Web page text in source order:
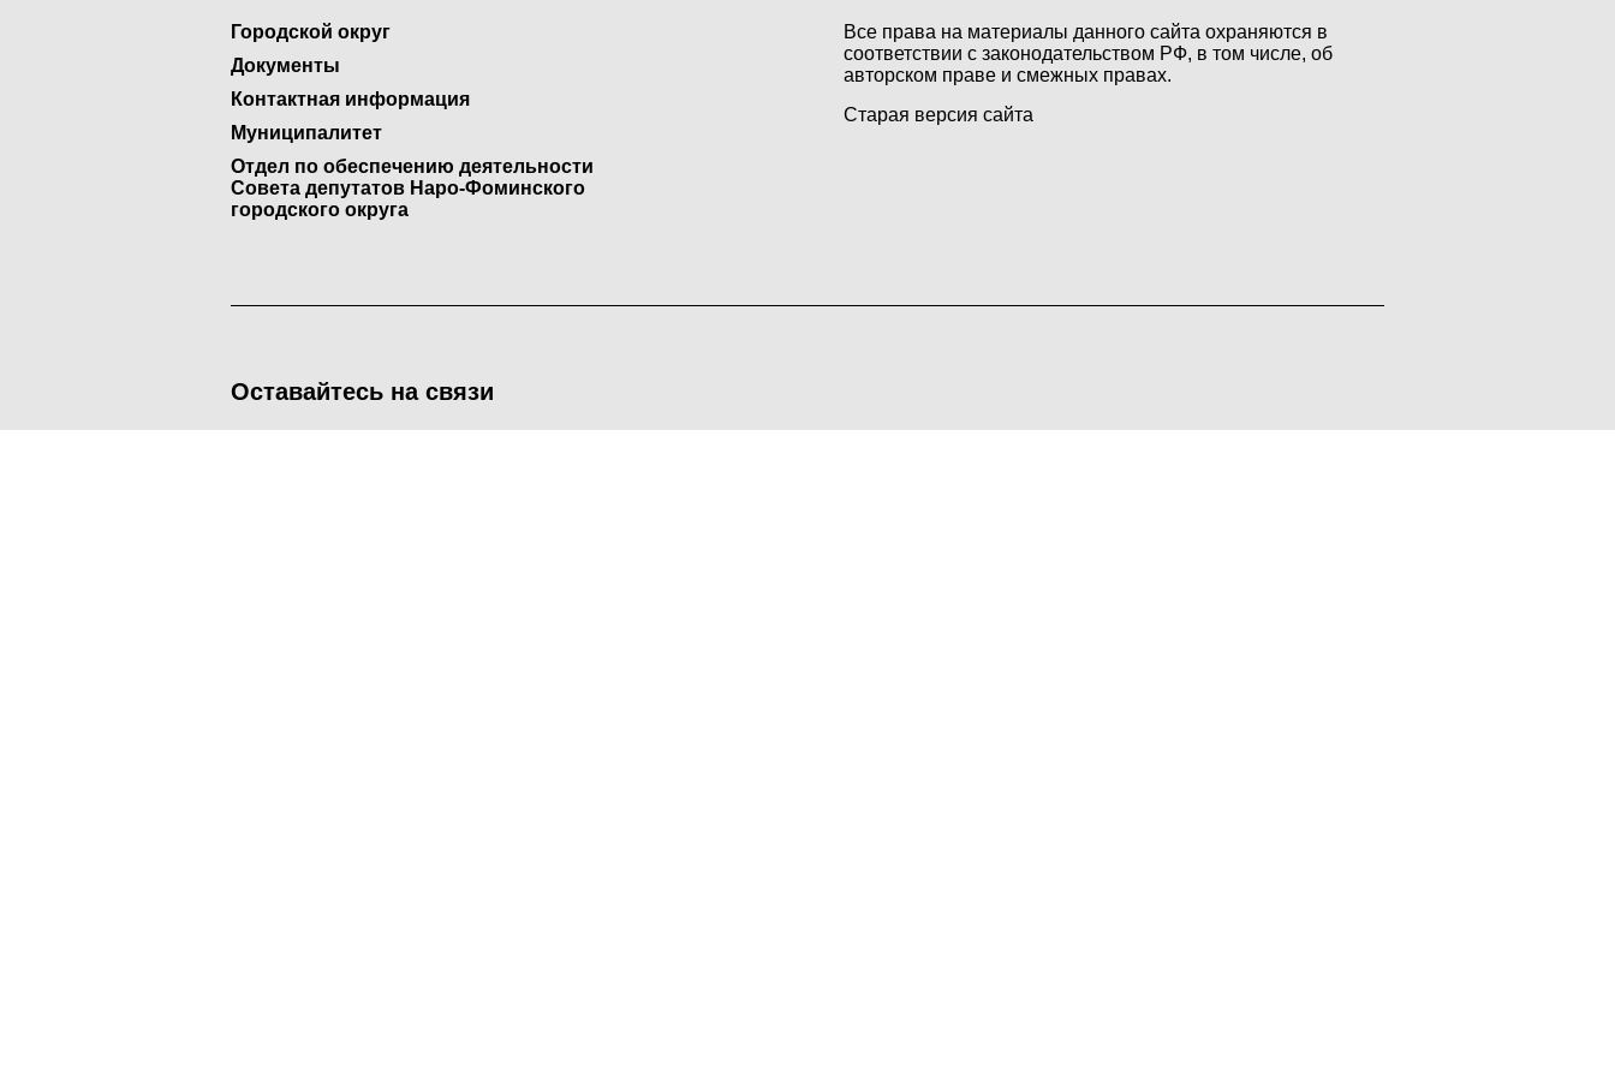
Городской округ
Документы
Контактная информация
Муниципалитет
Отдел по обеспечению деятельности
Совета депутатов Наро-Фоминского
городского округа
Все права на материалы данного сайта охраняются в
соответствии с законодательством РФ, в том числе, об
авторском праве и смежных правах.
Старая версия сайта
Оставайтесь на связи